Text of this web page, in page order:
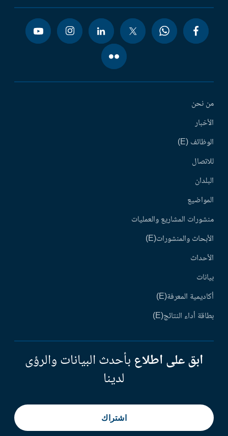
من نحن
الأخبار
الوظائف (E)
للاتصال
البلدان
المواضيع
منشورات المشاريع والعمليات
الأبحاث والمنشورات(E)
الأحداث
بيانات
أكاديمية المعرفة(E)
بطاقة أداء النتائج(E)
ابق على اطلاع بأحدث البيانات والرؤى
لدينا
اشتراك